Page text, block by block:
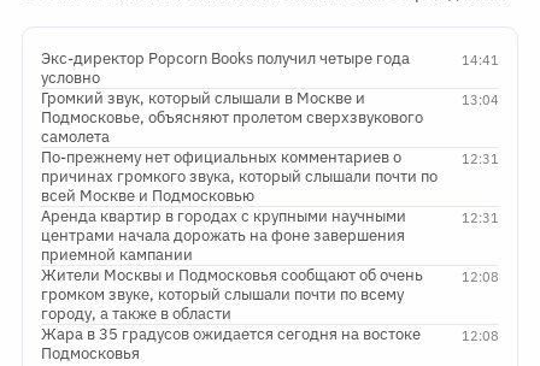
14:41
Экс-директор Popcorn Books получил четыре года
условно
13:04
Громкий звук, который слышали в Москве и
Подмосковье, объясняют пролетом сверхзвукового
самолета
12:31
По-прежнему нет официальных комментариев о
причинах громкого звука, который слышали почти по
всей Москве и Подмосковью
12:31
Аренда квартир в городах с крупными научными
центрами начала дорожать на фоне завершения
приемной кампании
12:08
Жители Москвы и Подмосковья сообщают об очень
громком звуке, который слышали почти по всему
городу, а также в области
12:08
Жара в 35 градусов ожидается сегодня на востоке
Подмосковья